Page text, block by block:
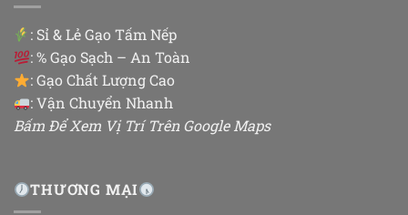
: Sỉ & Lẻ Gạo Tấm Nếp
: % Gạo Sạch – An Toàn
: Gạo Chất Lượng Cao
: Vận Chuyển Nhanh
Bấm Để Xem Vị Trí Trên Google Maps
THƯƠNG MẠI